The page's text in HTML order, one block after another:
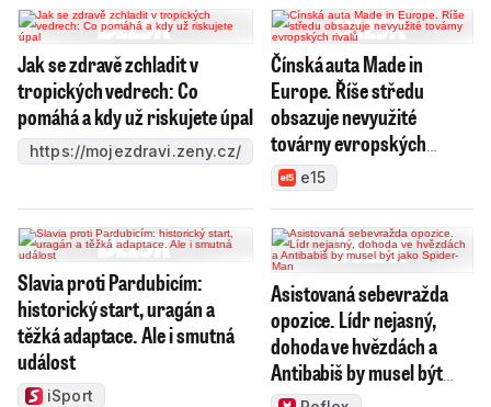
Jak se zdravě zchladit v
tropických vedrech: Co
pomáhá a kdy už riskujete úpal
https://mojezdravi.zeny.cz/
Čínská auta Made in
Europe. Říše středu
obsazuje nevyužité
továrny evropských
rivalůe15
Slavia proti Pardubicím:
historický start, uragán a
těžká adaptace. Ale i smutná
událost
iSport
Asistovaná sebevražda
opozice. Lídr nejasný,
dohoda ve hvězdách a
Antibabiš by musel být
jako Spider-Man